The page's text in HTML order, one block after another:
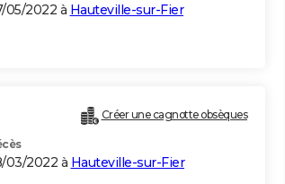
05/2022 à Hauteville-sur-Fier
Créer une cagnotte obsèques
03/2022 à Hauteville-sur-Fier